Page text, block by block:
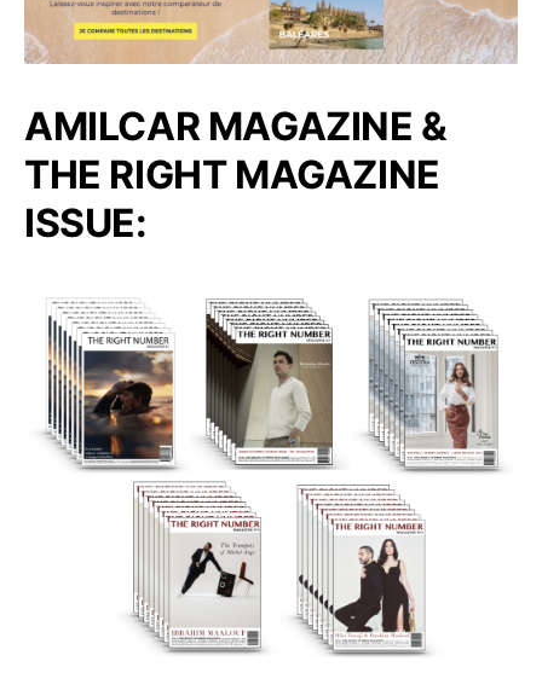
AMILCAR MAGAZINE &
THE RIGHT MAGAZINE
ISSUE: